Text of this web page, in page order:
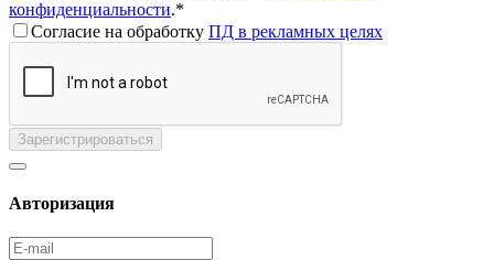
конфиденциальности.*
Согласие на обработку ПД в рекламных целях
Зарегистрироваться
Авторизация